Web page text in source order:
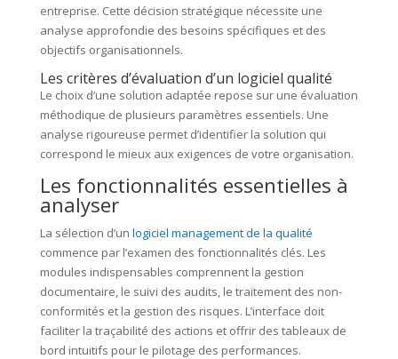
entreprise. Cette décision stratégique nécessite une
analyse approfondie des besoins spécifiques et des
objectifs organisationnels.
Les critères d’évaluation d’un logiciel qualité
Le choix d’une solution adaptée repose sur une évaluation
méthodique de plusieurs paramètres essentiels. Une
analyse rigoureuse permet d’identifier la solution qui
correspond le mieux aux exigences de votre organisation.
Les fonctionnalités essentielles à
analyser
La sélection d’un logiciel management de la qualité
commence par l’examen des fonctionnalités clés. Les
modules indispensables comprennent la gestion
documentaire, le suivi des audits, le traitement des non-
conformités et la gestion des risques. L’interface doit
faciliter la traçabilité des actions et offrir des tableaux de
bord intuitifs pour le pilotage des performances.